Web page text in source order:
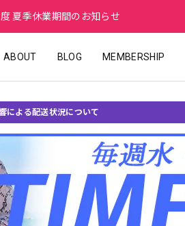
夏季休業期間のお知らせ
ABOUT BLOG MEMBERSHIP
による配送状況について